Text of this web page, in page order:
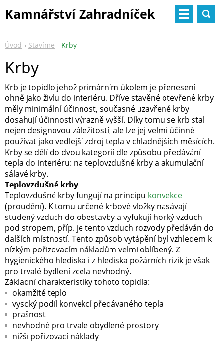
Kamnářství Zahradníček
Úvod Stavíme Krby
Krby
Krb je topidlo jehož primárním úkolem je přenesení
ohně jako živlu do interiéru. Dříve stavěné otevřené krby
měly minimální účinnost, současné uzavřené krby
dosahují účinnosti výrazně vyšší. Díky tomu se krb stal
nejen designovou záležitostí, ale lze jej velmi účinně
používat jako vedlejší zdroj tepla v chladnějších měsících.
Krby se dělí do dvou kategorií dle způsobu předávání
tepla do interiéru: na teplovzdušné krby a akumulační
sálavé krby.
Teplovzdušné krby
Teplovzdušné krby fungují na principu konvekce
(proudění). K tomu určené krbové vložky nasávají
studený vzduch do obestavby a vyfukují horký vzduch
pod stropem, příp. je tento vzduch rozvody předáván do
dalších místností. Tento způsob vytápění byl vzhledem k
nízkým pořizovacím nákladům velmi oblíbený. Z
hygienického hlediska i z hlediska požárních rizik je však
pro trvalé bydlení zcela nevhodný.
Základní charakteristiky tohoto topidla:
okamžité teplo
vysoký podíl konvekcí předávaného tepla
prašnost
nevhodné pro trvale obydlené prostory
nižší pořizovací náklady